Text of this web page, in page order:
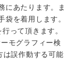
にあたります。ま
袋を着用します。
って頂きます。
モグラフィー検
は誤作動する可能